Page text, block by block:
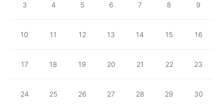
3 4 5 6 7 8 9
10 11 12 13 14 15 16
17 18 19 20 21 22 23
24 25 26 27 28 29 30